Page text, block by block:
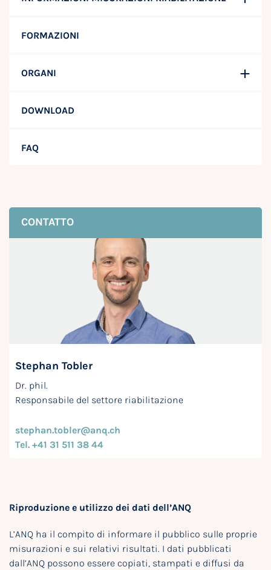
FORMAZIONI
ORGANI
DOWNLOAD
FAQ
CONTATTO
Stephan Tobler
Dr. phil.
Responsabile del settore riabilitazione
stephan.tobler@anq.ch
Tel. +41 31 511 38 44
Riproduzione e utilizzo dei dati dell’ANQ
L’ANQ ha il compito di informare il pubblico sulle proprie
misurazioni e sui relativi risultati. I dati pubblicati
dall’ANQ possono essere copiati, stampati e diffusi da